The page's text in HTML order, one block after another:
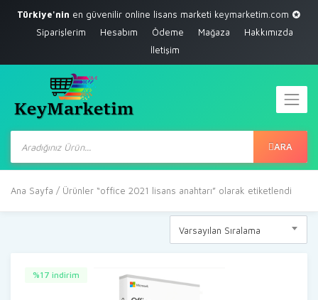
Türkiye'nin en güvenilir online lisans marketi keymarketim.com
Siparişlerim
Hesabım Ödeme Mağaza
Hakkımızda
İletişim
Products
search ARA
Ana Sayfa / Ürünler “office 2021 lisans anahtarı” olarak etiketlendi
Varsayılan Sıralama
%17 indirim